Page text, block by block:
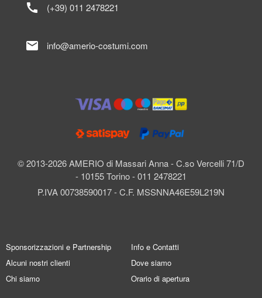
© 2013-2026 AMERIO di Massari Anna - C.so Vercelli 71/D
- 10155 Torino - 011 2478221
P.IVA 00738590017 - C.F. MSSNNA46E59L219N
call (+39) 011 2478221
mail info@amerio-costumi.com
Sponsorizzazioni e Partnership
Alcuni nostri clienti
Chi siamo
Info e Contatti
Dove siamo
Orario di apertura